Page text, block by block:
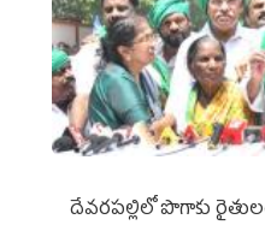
దేవరపల్లిలో పొగాకు